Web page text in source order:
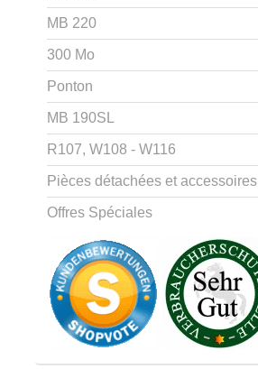
MB 220
300 Mo
Ponton
MB 190SL
R107, W108 - W116
Pièces détachées et accessoires
Offres Spéciales